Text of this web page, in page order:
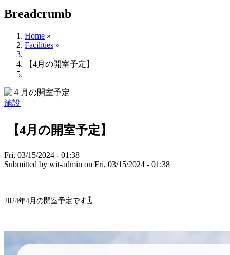
Breadcrumb
Home »
Facilities »
【4月の開室予定】
施設
【4月の開室予定】
Fri, 03/15/2024 - 01:38
Submitted by wit-admin on Fri, 03/15/2024 - 01:38
2024年4月の開室予定です 🗓